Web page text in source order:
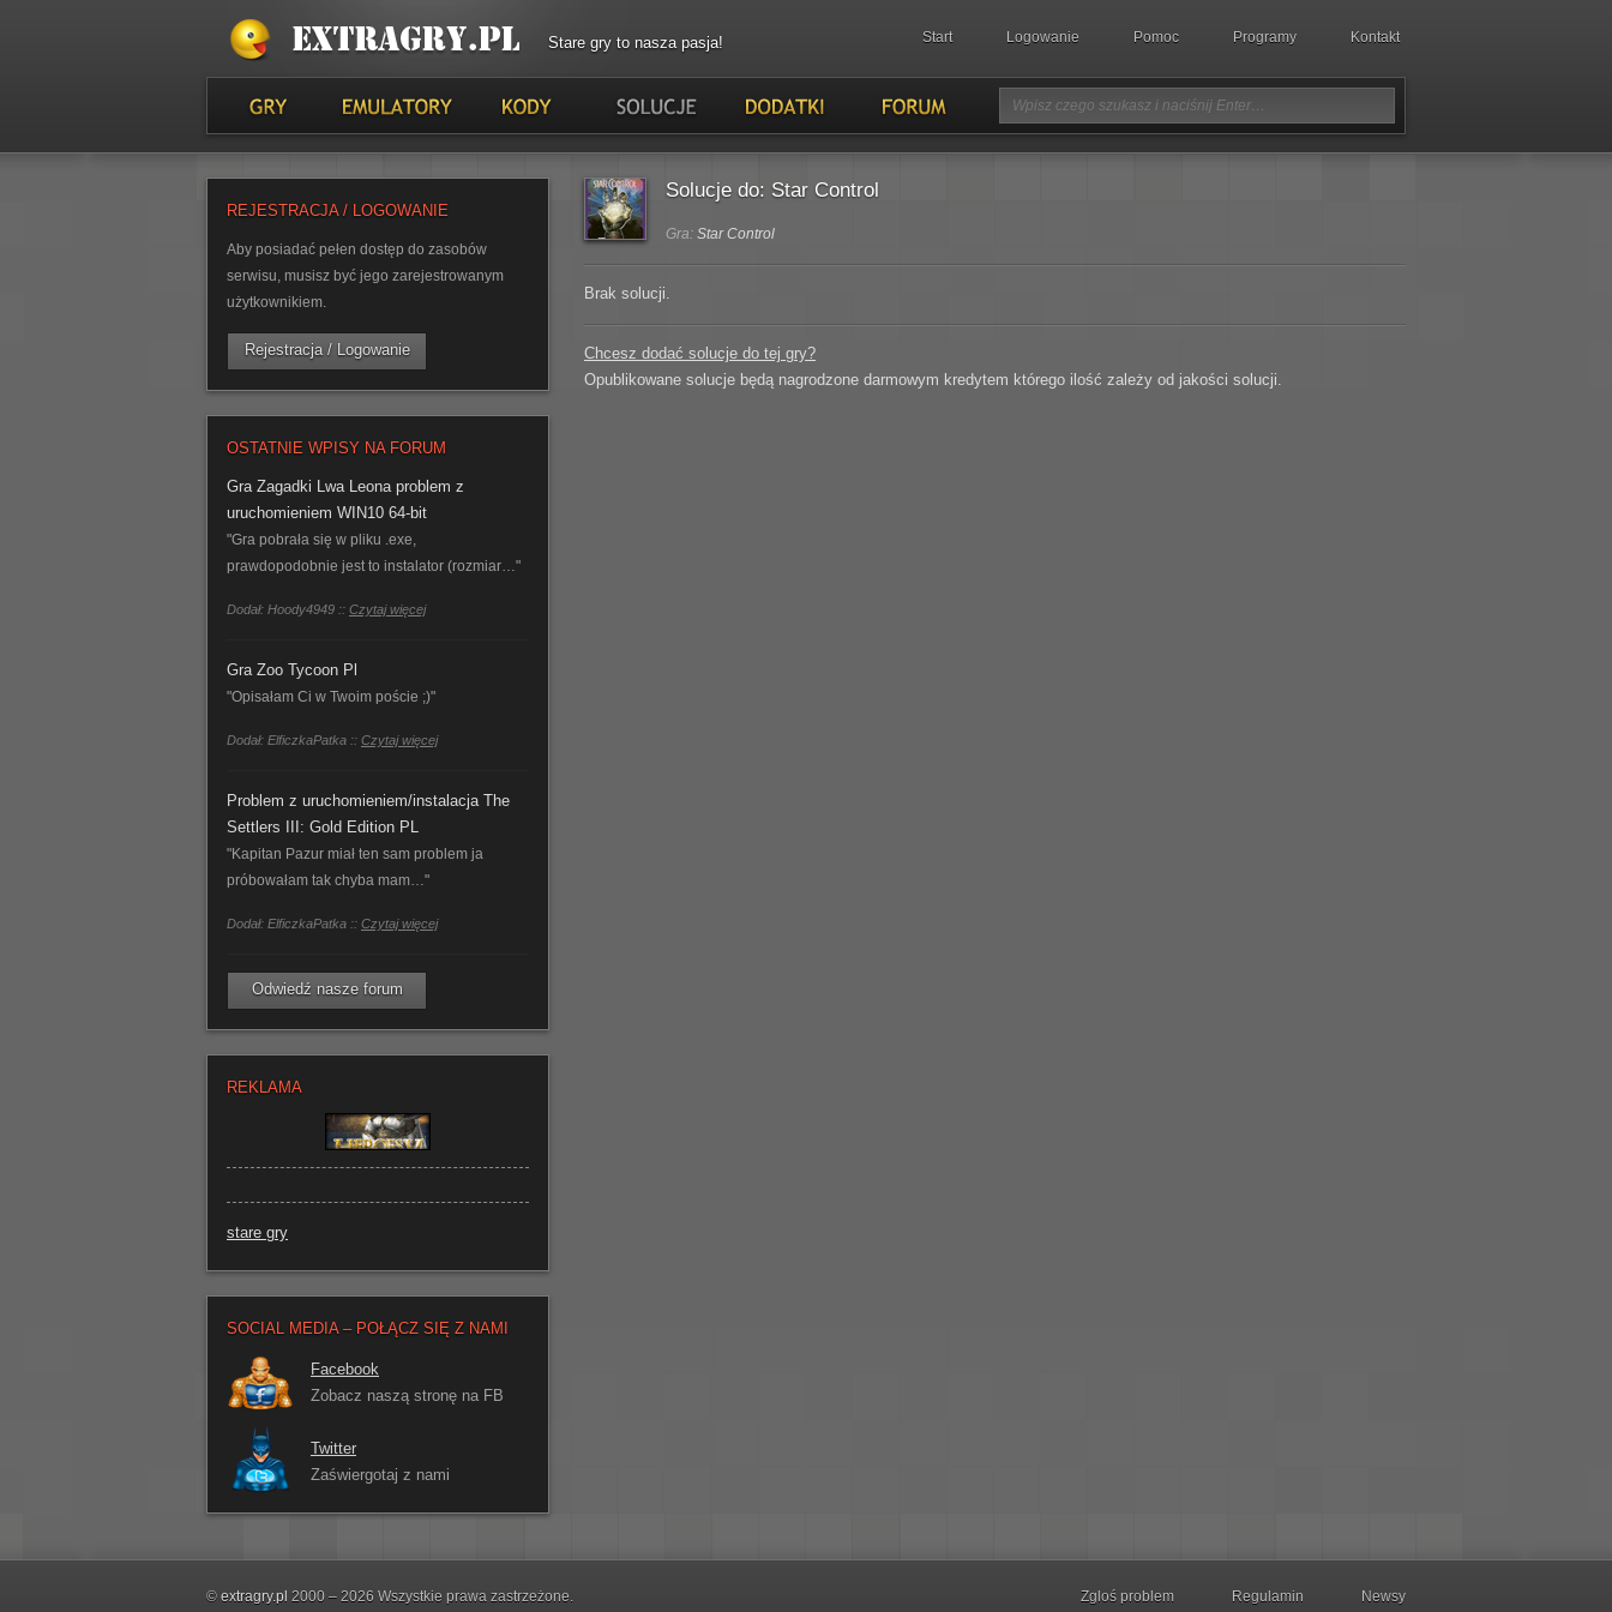
Stare gry to nasza pasja! Start Logowanie Pomoc Programy Kontakt
REJESTRACJA / LOGOWANIE
Aby posiadać pełen dostęp do zasobów
serwisu, musisz być jego zarejestrowanym
użytkownikiem.
Rejestracja / Logowanie
OSTATNIE WPISY NA FORUM
Gra Zagadki Lwa Leona problem z
uruchomieniem WIN10 64-bit
"Gra pobrała się w pliku .exe,
prawdopodobnie jest to instalator (rozmiar…"
Dodał: Hoody4949 :: Czytaj więcej
Gra Zoo Tycoon Pl
"Opisałam Ci w Twoim poście ;)"
Dodał: ElficzkaPatka :: Czytaj więcej
Problem z uruchomieniem/instalacja The
Settlers III: Gold Edition PL
"Kapitan Pazur miał ten sam problem ja
próbowałam tak chyba mam…"
Dodał: ElficzkaPatka :: Czytaj więcej
Odwiedź nasze forum
REKLAMA
stare gry
SOCIAL MEDIA – POŁĄCZ SIĘ Z NAMI
Facebook
Zobacz naszą stronę na FB
Twitter
Zaświergotaj z nami
Solucje do: Star Control
Gra: Star Control
Brak solucji.
Chcesz dodać solucje do tej gry?
Opublikowane solucje będą nagrodzone darmowym kredytem którego ilość zależy od jakości solucji.
© extragry.pl 2000 – 2026 Wszystkie prawa zastrzeżone.
Zgloś problem Regulamin Newsy